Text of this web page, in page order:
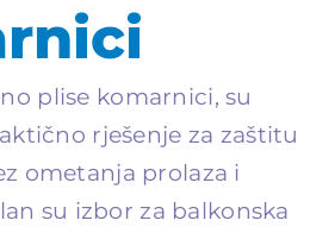
Stil AI savjetnik.
plise komarnici, su
rješenje za zaštitu
ometanja prolaza i
su izbor za balkonska